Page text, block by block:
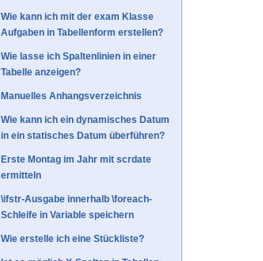
Wie kann ich mit der exam Klasse
Aufgaben in Tabellenform erstellen?
Wie lasse ich Spaltenlinien in einer
Tabelle anzeigen?
Manuelles Anhangsverzeichnis
Wie kann ich ein dynamisches Datum
in ein statisches Datum überführen?
Erste Montag im Jahr mit scrdate
ermitteln
\ifstr-Ausgabe innerhalb \foreach-
Schleife in Variable speichern
Wie erstelle ich eine Stückliste?